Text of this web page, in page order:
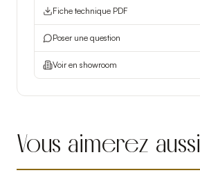
Fiche technique PDF
Poser une question
Voir en showroom
Vous aimerez aussi